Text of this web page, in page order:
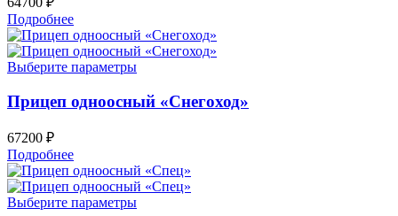
Подробнее
Выберите параметры
Прицеп одноосный «Снегоход»
67200 ₽
Подробнее
Выберите параметры